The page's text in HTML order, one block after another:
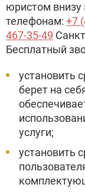
юристом внизу
телефонам: +7
467-35-49
Бесплатный
установить
берет на
услуги;
установить